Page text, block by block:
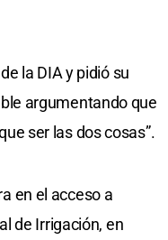
la DIA y pidió su
argumentando que
ser las dos cosas”.
en el acceso a
de Irrigación, en